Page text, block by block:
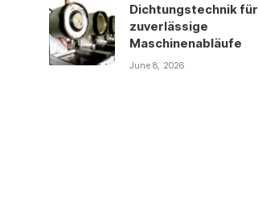
Dichtungstechnik für
zuverlässige
Maschinenabläufe
June 8, 2026